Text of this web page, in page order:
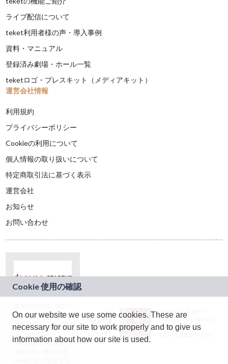
ライブ配信について
teket利用者様の声・導入事例
資料・マニュアル
登録済み劇場・ホール一覧
teketロゴ・プレスキット（メディアキット）
運営会社情報
利用規約
プライバシーポリシー
Cookieの利用について
個人情報の取り扱いについて
特定商取引法に基づく表示
運営会社
お知らせ
お問い合わせ
ドコモグループの新
規事業創出プログラ
ム「docomo
STARTUP」を通じて
JASRAC許諾番号：
9024936001Y45037
JASRAC許諾番号：
On our website we use some cookies. These are
necessary for our site to work properly and to give us
information about how our site is used.